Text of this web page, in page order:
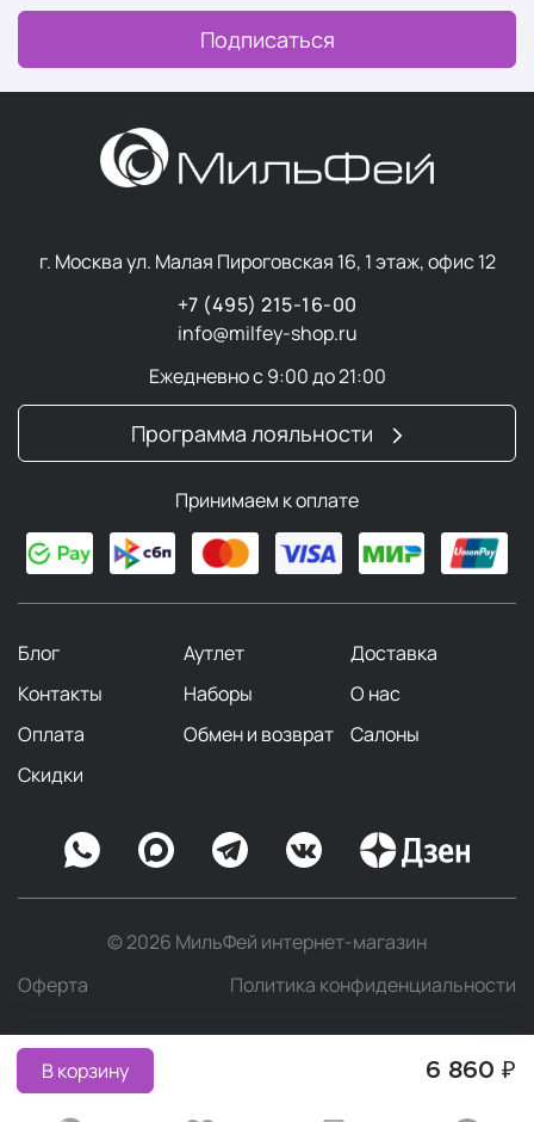
В корзину 6 860 ₽
Подписаться
г. Москва ул. Малая Пироговская 16, 1 этаж, офис 12
+7 (495) 215-16-00
info@milfey-shop.ru
Ежедневно с 9:00 до 21:00
Программа лояльности
Принимаем к оплате
Блог Аутлет
Доставка
Контакты
Наборы
О нас
Оплата
Обмен и возврат
Салоны
Скидки
© 2026 МильФей интернет-магазин
Оферта
Политика конфиденциальности